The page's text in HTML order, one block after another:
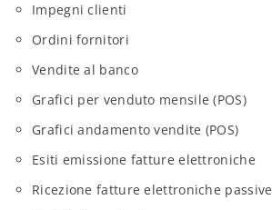
Impegni clienti
Ordini fornitori
Vendite al banco
Grafici per venduto mensile (POS)
Grafici andamento vendite (POS)
Esiti emissione fatture elettroniche
Ricezione fatture elettroniche passive